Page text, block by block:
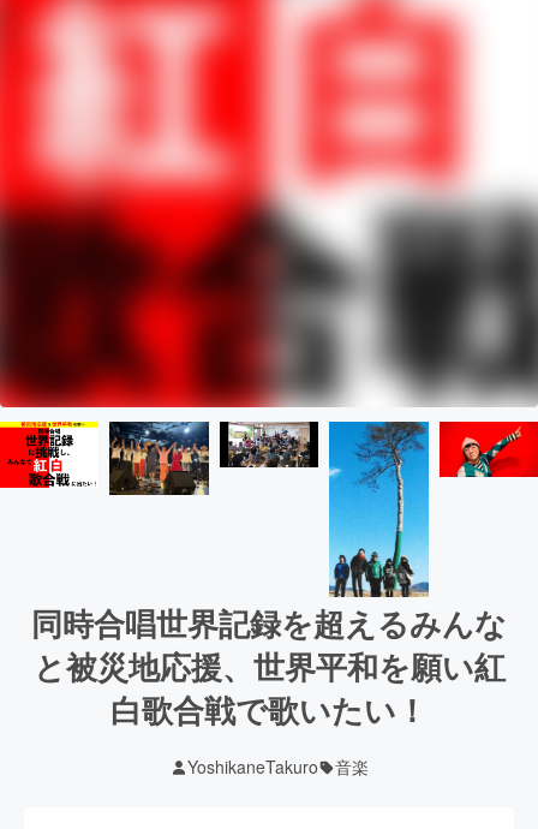
同時合唱世界記録を超えるみんな
と被災地応援、世界平和を願い紅
白歌合戦で歌いたい！
YoshikaneTakuro 音楽